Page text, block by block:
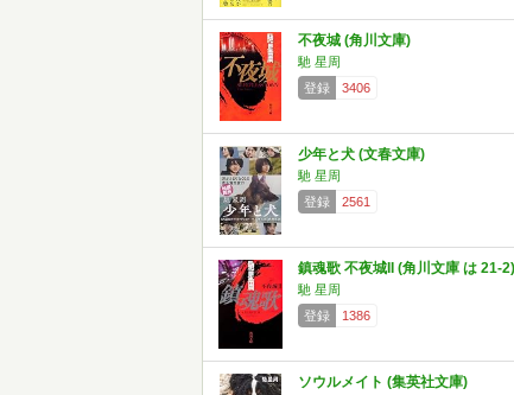
不夜城 (角川文庫)
馳 星周
登録
3406
少年と犬 (文春文庫)
馳 星周
登録
2561
鎮魂歌 不夜城II (角川文庫 は 21-2)
馳 星周
登録
1386
ソウルメイト (集英社文庫)